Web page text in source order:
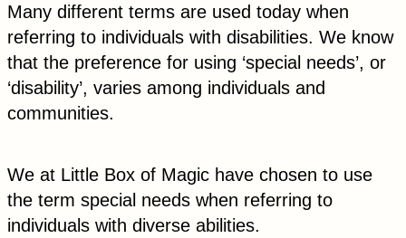
Many different terms are used today when
referring to individuals with disabilities. We know
that the preference for using ‘special needs’, or
‘disability’, varies among individuals and
communities.
We at Little Box of Magic have chosen to use
the term special needs when referring to
individuals with diverse abilities.